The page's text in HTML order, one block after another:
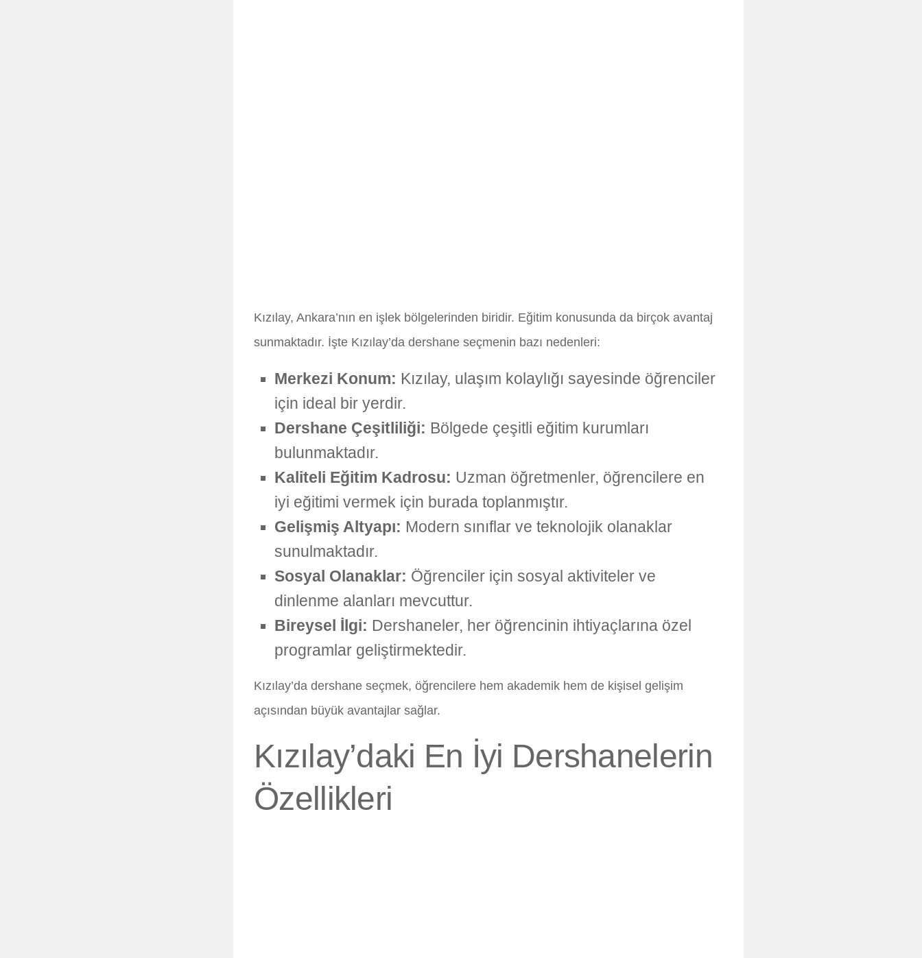
Kızılay, Ankara’nın en işlek bölgelerinden biridir. Eğitim konusunda da birçok avantaj
sunmaktadır. İşte Kızılay’da dershane seçmenin bazı nedenleri:
Merkezi Konum: Kızılay, ulaşım kolaylığı sayesinde öğrenciler
için ideal bir yerdir.
Dershane Çeşitliliği: Bölgede çeşitli eğitim kurumları
bulunmaktadır.
Kaliteli Eğitim Kadrosu: Uzman öğretmenler, öğrencilere en
iyi eğitimi vermek için burada toplanmıştır.
Gelişmiş Altyapı: Modern sınıflar ve teknolojik olanaklar
sunulmaktadır.
Sosyal Olanaklar: Öğrenciler için sosyal aktiviteler ve
dinlenme alanları mevcuttur.
Bireysel İlgi: Dershaneler, her öğrencinin ihtiyaçlarına özel
programlar geliştirmektedir.
Kızılay’da dershane seçmek, öğrencilere hem akademik hem de kişisel gelişim
açısından büyük avantajlar sağlar.
Kızılay’daki En İyi Dershanelerin
Özellikleri